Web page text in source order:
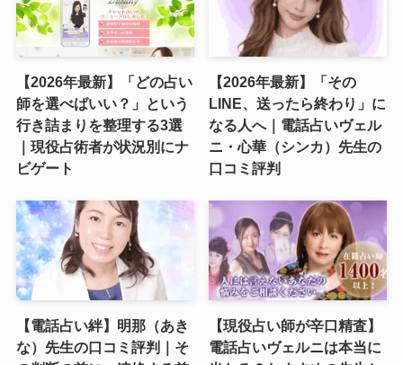
【2026年最新】「どの占い
師を選べばいい？」という
行き詰まりを整理する3選
｜現役占術者が状況別にナ
ビゲート
【2026年最新】「その
LINE、送ったら終わり」に
なる人へ｜電話占いヴェル
ニ・心華（シンカ）先生の
口コミ評判
【電話占い絆】明那（あき
な）先生の口コミ評判｜そ
【現役占い師が辛口精査】
電話占いヴェルニは本当に